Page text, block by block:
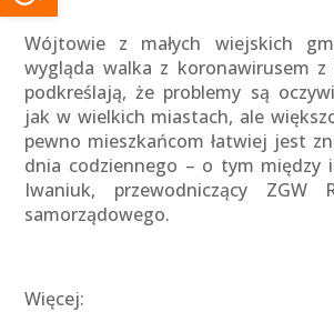
Wójtowie z małych wiejskich
wygląda walka z koronawirusem z
podkreślają, że problemy są
jak w wielkich miastach, ale
pewno mieszkańcom łatwiej jest
dnia codziennego – o tym między
Iwaniuk, przewodniczący ZGW
samorządowego.
Więcej: